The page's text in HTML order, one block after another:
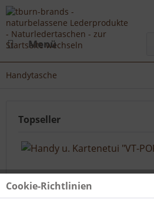
Menü
Handytasche
Topseller
Cookie-Richtlinien